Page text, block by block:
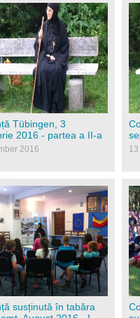
Tübingen, 3
2016 - partea a II-a
2016
susținută în tabăra